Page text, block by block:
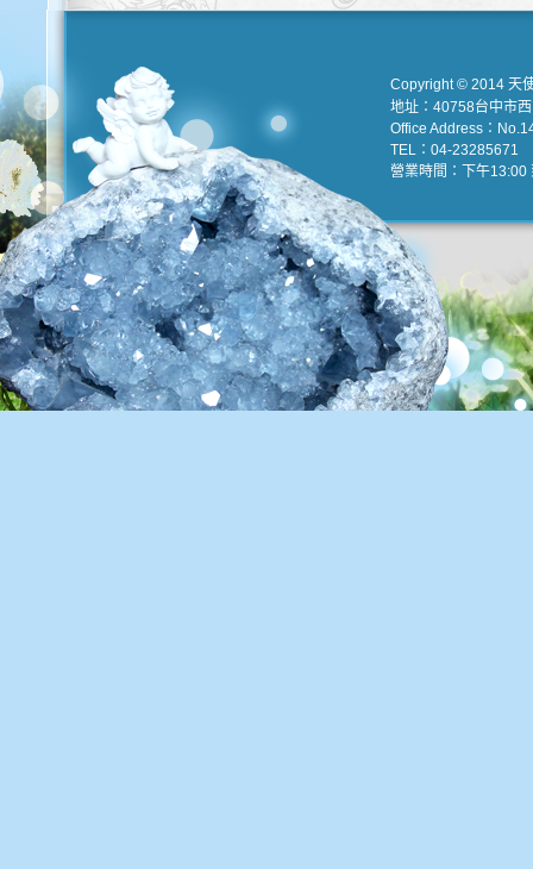
Copyright © 2014 天
地址：40758台中市
Office Address：
TEL：04-23285671
營業時間：下午13:00